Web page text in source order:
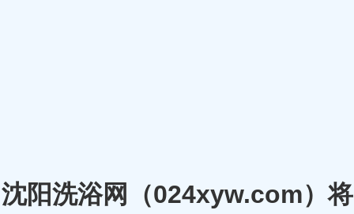
沈阳洗浴网（024xyw.com）将